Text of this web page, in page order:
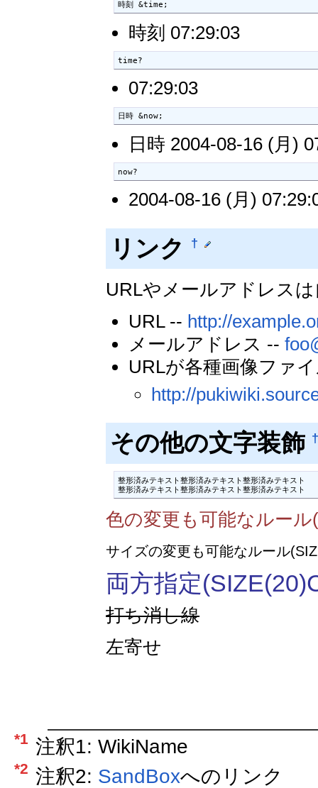
時刻 &time;
時刻 07:29:03
time?
07:29:03
日時 &now;
日時 2004-08-16 (月)
now?
2004-08-16 (月)
リンク †
URLやメールアドレス
URL -- http://
メールアドレス --
URLが各種画像ファ
http://
その他の文字装飾 †
整形済みテキスト整形済みテキスト整形済みテキスト
整形済みテキスト整形済みテキスト整形済みテキスト
色の変更も可能なルール
サイズの変更も可能なルール
両方指定
打ち消し線
左寄せ
*1 注釈1: WikiName
*2 注釈2: SandBoxへのリンク